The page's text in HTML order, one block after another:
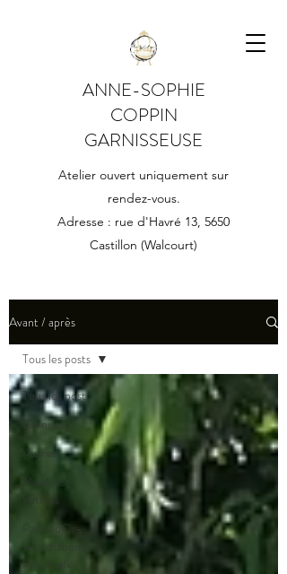
ANNE-SOPHIE
COPPIN
GARNISSEUSE
Atelier ouvert uniquement sur
rendez-vous.
Adresse : rue d'Havré 13, 5650
Castillon (Walcourt)
Avant / après
Tous les posts
Garnissage
Autres
Meubles -
Patines
PatinedOr-
WoodUbend-
Poshchalk
Tous les posts